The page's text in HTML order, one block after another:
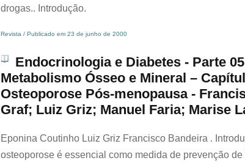
drogas.. Introdução.
Revista / Publicado em 23 de junho de 2000
Endocrinologia e Diabetes - Parte
Metabolismo Ósseo e Mineral –
Osteoporose Pós-menopausa -
Graf; Luiz Griz; Manuel Faria; Marise
Eponina Coutinho Luiz Griz Francisco Bandeira .
osteoporose é essencial como medida de prevenção